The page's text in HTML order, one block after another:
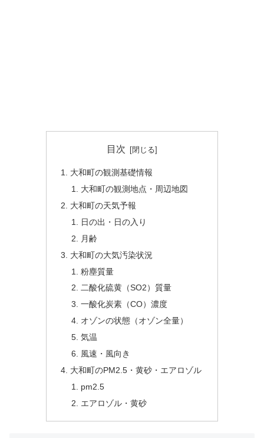
目次
大和町の観測基礎情報
大和町の観測地点・周辺地図
大和町の天気予報
日の出・日の入り
月齢
大和町の大気汚染状況
粉塵質量
二酸化硫黄（SO2）質量
一酸化炭素（CO）濃度
オゾンの状態（オゾン全量）
気温
風速・風向き
大和町のPM2.5・黄砂・エアロゾル
pm2.5
エアロゾル・黄砂